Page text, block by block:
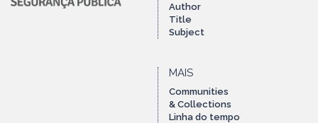
Author
Title
Subject
MAIS
Communities
& Collections
Linha do tempo